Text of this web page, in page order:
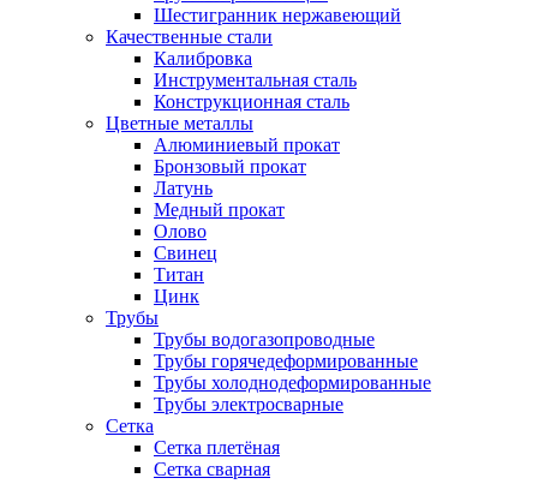
Шестигранник нержавеющий
Качественные стали
Калибровка
Инструментальная сталь
Конструкционная сталь
Цветные металлы
Алюминиевый прокат
Бронзовый прокат
Латунь
Медный прокат
Олово
Свинец
Титан
Цинк
Трубы
Трубы водогазопроводные
Трубы горячедеформированные
Трубы холоднодеформированные
Трубы электросварные
Сетка
Сетка плетёная
Сетка сварная